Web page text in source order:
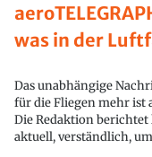
was in der
Das unabhängige
für die Fliegen mehr ist
Die Redaktion
aktuell, verständlich,